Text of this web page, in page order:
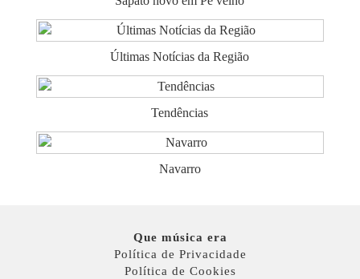
Últimas Notícias da Região
Tendências
Navarro
Que música era
Política de Privacidade
Política de Cookies